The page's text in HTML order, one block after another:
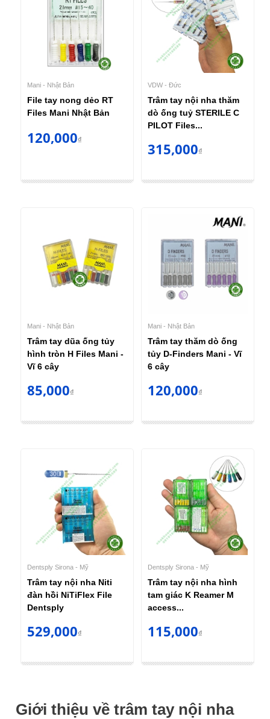
Mani - Nhật Bản
File tay nong dẻo RT
Files Mani Nhật Bản
120,000₫
VDW - Đức
Trâm tay nội nha thăm
dò ống tuỷ STERILE C
PILOT Files...
315,000₫
Mani - Nhật Bản
Trâm tay dũa ống tủy
hình tròn H Files Mani -
Vĩ 6 cây
85,000₫
Mani - Nhật Bản
Trâm tay thăm dò ống
tủy D-Finders Mani - Vĩ
6 cây
120,000₫
Dentsply Sirona - Mỹ
Trâm tay nội nha Niti
đàn hồi NiTiFlex File
Dentsply
529,000₫
Dentsply Sirona - Mỹ
Trâm tay nội nha hình
tam giác K Reamer M
access...
115,000₫
Giới thiệu về trâm tay nội nha